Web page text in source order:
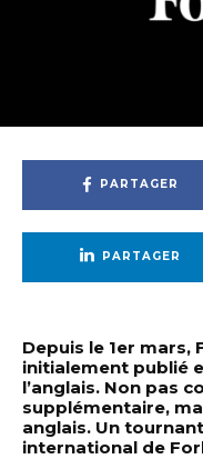
PARTAGER
PARTAGER
Depuis le 1er mars,
initialement publié
l’anglais. Non pas
supplémentaire,
anglais. Un
international de